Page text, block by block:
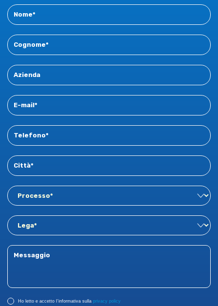
Contact
New
Ho letto e accetto I'informativa sulla privacy policy